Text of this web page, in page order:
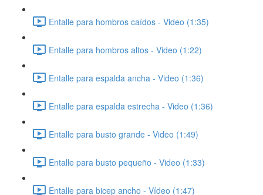
Entalle para hombros caídos - Video (1:35)
Entalle para hombros altos - Video (1:22)
Entalle para espalda ancha - Video (1:36)
Entalle para espalda estrecha - Video (1:36)
Entalle para busto grande - Video (1:49)
Entalle para busto pequeño - Video (1:33)
Entalle para bicep ancho - Vídeo (1:47)